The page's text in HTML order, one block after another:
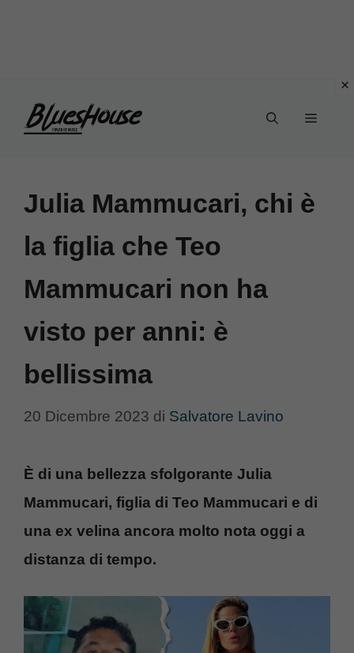
Menu
Julia Mammucari, chi è
la figlia che Teo
Mammucari non ha
visto per anni: è
bellissima
20 Dicembre 2023 di Salvatore Lavino
È di una bellezza sfolgorante Julia
Mammucari, figlia di Teo Mammucari e di
una ex velina ancora molto nota oggi a
distanza di tempo.